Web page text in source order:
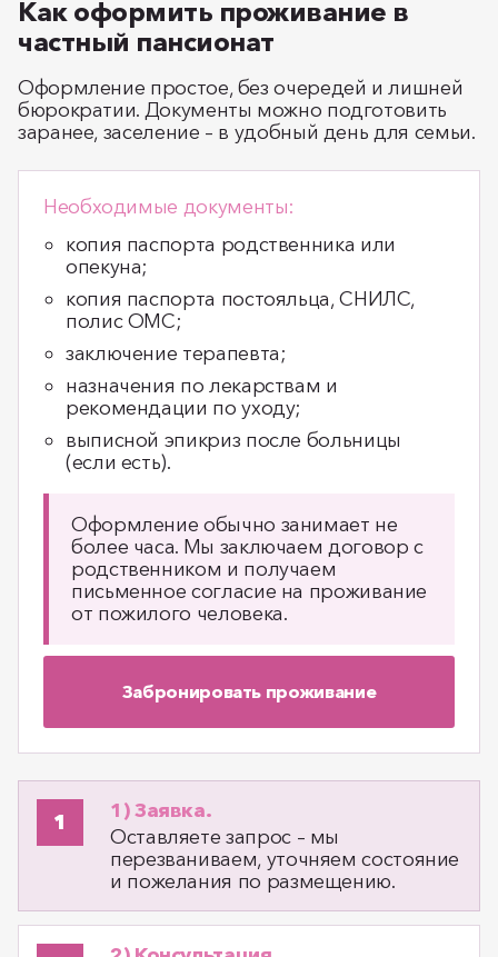
Как оформить проживание в
частный пансионат
Оформление простое, без очередей и лишней
бюрократии. Документы можно подготовить
заранее, заселение – в удобный день для семьи.
Необходимые документы:
копия паспорта родственника или
опекуна;
копия паспорта постояльца, СНИЛС,
полис ОМС;
заключение терапевта;
назначения по лекарствам и
рекомендации по уходу;
выписной эпикриз после больницы
(если есть).
Оформление обычно занимает не
более часа. Мы заключаем договор с
родственником и получаем
письменное согласие на проживание
от пожилого человека.
Забронировать проживание
1) Заявка.
Оставляете запрос – мы
перезваниваем, уточняем состояние
и пожелания по размещению.